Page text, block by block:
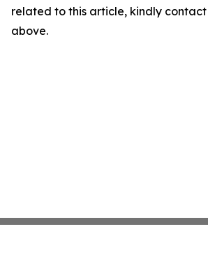
related to this article, kindly
above.